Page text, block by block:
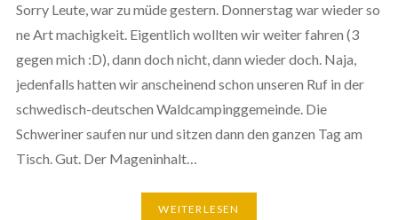
Sorry Leute, war zu müde gestern. Donnerstag war wieder so
ne Art machigkeit. Eigentlich wollten wir weiter fahren (3
gegen mich :D), dann doch nicht, dann wieder doch. Naja,
jedenfalls hatten wir anscheinend schon unseren Ruf in der
schwedisch-deutschen Waldcampinggemeinde. Die
Schweriner saufen nur und sitzen dann den ganzen Tag am
Tisch. Gut. Der Mageninhalt…
WEITERLESEN